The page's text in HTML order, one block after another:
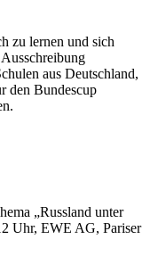
zu lernen und sich
aus Deutschland,
den Bundescup
„Russland unter
Uhr, EWE AG, Pariser